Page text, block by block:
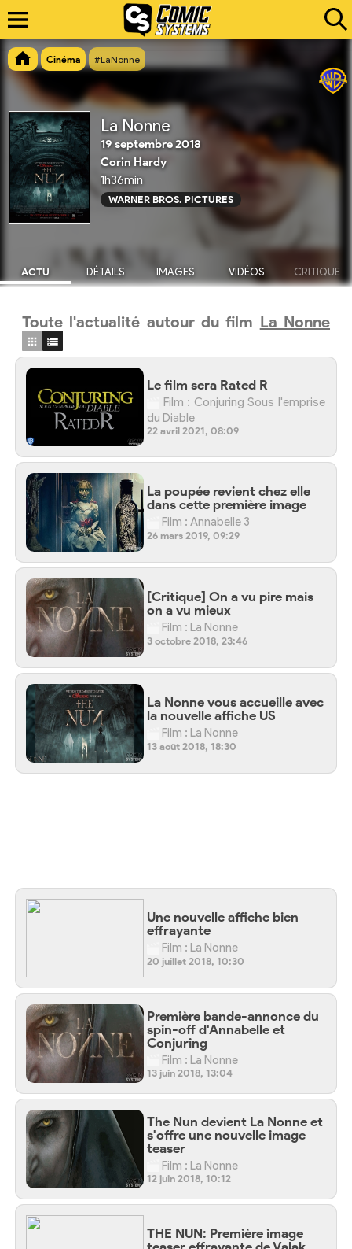
Cinéma #LaNonne
La Nonne
19 septembre 2018
Corin Hardy
1h36min
WARNER BROS. PICTURES
ACTU DÉTAILS IMAGES VIDÉOS CRITIQUE
Toute l'actualité autour du film La Nonne
Le film sera Rated R
Film : Conjuring Sous l'emprise
du Diable
22 avril 2021, 08:09
La poupée revient chez elle
dans cette première image
Film : Annabelle 3
26 mars 2019, 09:29
[Critique] On a vu pire mais
on a vu mieux
Film : La Nonne
3 octobre 2018, 23:46
La Nonne vous accueille avec
la nouvelle affiche US
Film : La Nonne
13 août 2018, 18:30
Une nouvelle affiche bien
effrayante
Film : La Nonne
20 juillet 2018, 10:30
Première bande-annonce du
spin-off d'Annabelle et
Conjuring
Film : La Nonne
13 juin 2018, 13:04
The Nun devient La Nonne et
s'offre une nouvelle image
teaser
Film : La Nonne
12 juin 2018, 10:12
THE NUN: Première image